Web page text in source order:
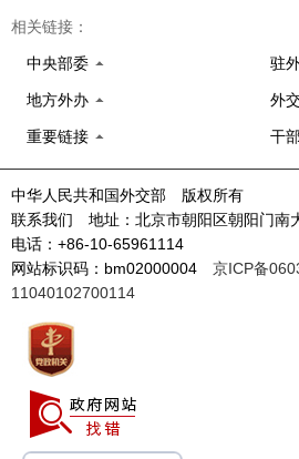
相关链接：
中央部委 驻
地方外办 外
重要链接 干
中华人民共和国外交部 版权所有
联系我们 地址：北京市朝阳区朝阳门
电话：+86-10-65961114
网站标识码：bm02000004 京ICP备
11040102700114